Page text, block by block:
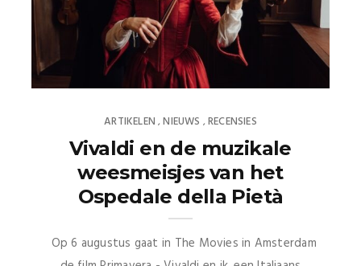
ARTIKELEN ,NIEUWS ,RECENSIES
Vivaldi en de muzikale
weesmeisjes van het
Ospedale della Pietà
Op 6 augustus gaat in The Movies in Amsterdam